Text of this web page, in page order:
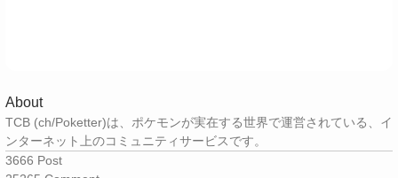
About
TCB (ch/Poketter)は、ポケモンが実在する世界で運営されている、イ
ンターネット上のコミュニティサービスです。
3666 Post